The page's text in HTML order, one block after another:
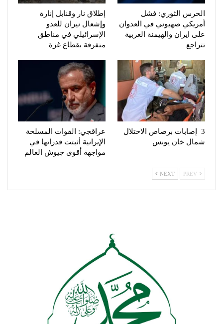
الحرس الثوري: فشل
أمريكي صهيوني في العدوان
على ايران والهيمنة الغربية
تتراجع
إطلاق نار وقنابل إنارة
وإشعال نيران للعدو
الإسرائيلي في مناطق
متفرقة بقطاع غزة
3 إصابات برصاص الاحتلال
شمال خان يونس
عراقجي: القوات المسلحة
الإيرانية أثبتت قدراتها في
مواجهة أقوى جيوش العالم
NEXT